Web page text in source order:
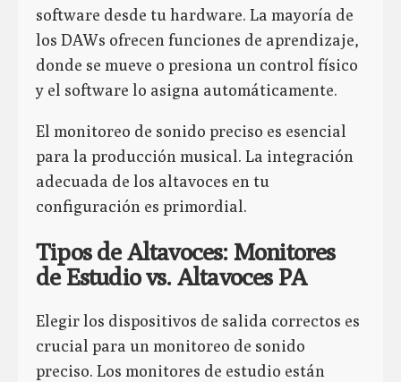
software desde tu hardware. La mayoría de
los DAWs ofrecen funciones de aprendizaje,
donde se mueve o presiona un control físico
y el software lo asigna automáticamente.
El monitoreo de sonido preciso es esencial
para la producción musical. La integración
adecuada de los altavoces en tu
configuración es primordial.
Tipos de Altavoces: Monitores
de Estudio vs. Altavoces PA
Elegir los dispositivos de salida correctos es
crucial para un monitoreo de sonido
preciso. Los monitores de estudio están